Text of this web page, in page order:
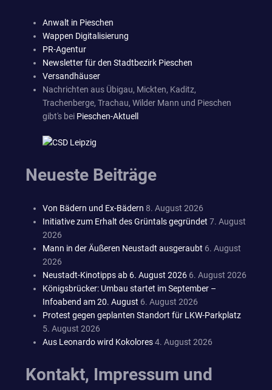
Anwalt in Pieschen
Wappen Digitalisierung
PR-Agentur
Newsletter für den Stadtbezirk Pieschen
Versandhäuser
Nachrichten aus Übigau, Mickten, Kaditz,
Trachenberge, Trachau, Wilder Mann und Pieschen
gibt's bei Pieschen-Aktuell
Neueste Beiträge
Von Bädern und Ex-Bädern 8. August 2026
Initiative zum Erhalt des Grüntals gegründet 7. August
2026
Mann in der Äußeren Neustadt ausgeraubt 6. August
2026
Neustadt-Kinotipps ab 6. August 2026 6. August 2026
Königsbrücker: Umbau startet im September –
Infoabend am 20. August 6. August 2026
Protest gegen geplanten Standort für LKW-Parkplatz
5. August 2026
Aus Leonardo wird Kokolores4. August 2026
Kontakt, Impressum und